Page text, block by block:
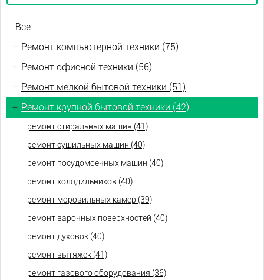
Все
+ Ремонт компьютерной техники (75)
+ Ремонт офисной техники (56)
+ Ремонт мелкой бытовой техники (51)
+ Ремонт крупной бытовой техники (42)
ремонт стиральных машин (41)
ремонт сушильных машин (40)
ремонт посудомоечных машин (40)
ремонт холодильников (40)
ремонт морозильных камер (39)
ремонт варочных поверхностей (40)
ремонт духовок (40)
ремонт вытяжек (41)
ремонт газового оборудования (36)